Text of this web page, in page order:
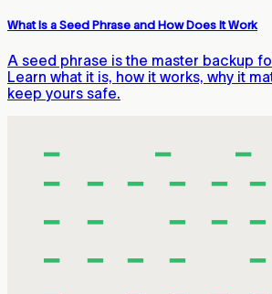
What Is a Seed Phrase and How Does It Work
A seed phrase is the master backup
Learn what it is, how it works, why it
keep yours safe.